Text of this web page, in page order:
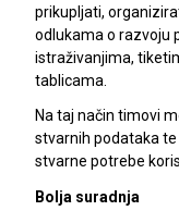
prikupljati,
odlukama o razvoju
istraživanjima,
tablicama.
Na taj način timovi
stvarnih podataka
stvarne potrebe
Bolja suradnja